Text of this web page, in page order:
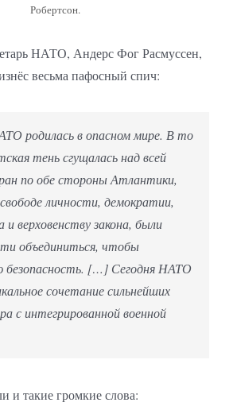
Робертсон.
НАТО, Андерс Фог Расмуссен,
весьма пафосный спич:
родилась в опасном мире. В то
тень сгущалась над всей
по обе стороны Атлантики,
личности, демократии,
и верховенству закона, были
объединиться, чтобы
безопасность. […] Сегодня НАТО
сочетание сильнейших
с интегрированной военной
и такие громкие слова: